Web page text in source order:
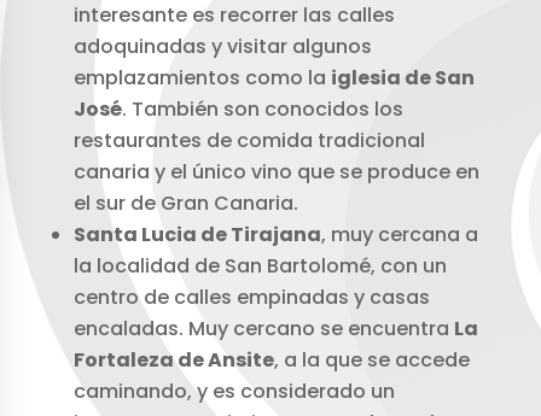
interesante es recorrer las calles
adoquinadas y visitar algunos
emplazamientos como la iglesia de San
José. También son conocidos los
restaurantes de comida tradicional
canaria y el único vino que se produce en
el sur de Gran Canaria.
Santa Lucia de Tirajana, muy cercana a
la localidad de San Bartolomé, con un
centro de calles empinadas y casas
encaladas. Muy cercano se encuentra La
Fortaleza de Ansite, a la que se accede
caminando, y es considerado un